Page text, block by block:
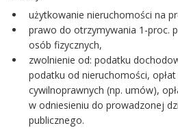
użytkowanie nieruchomości na
prawo do otrzymywania 1-proc.
osób fizycznych,
zwolnienie od: podatku
podatku od nieruchomości,
cywilnoprawnych (np. umów),
w odniesieniu do prowadzonej
publicznego.